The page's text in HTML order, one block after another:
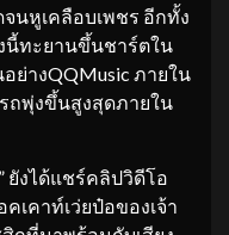
นหูเคลือบเพชร อีกทั้ง
นี้ทะยานขึ้นชาร์ตใน
ย่างQQMusic ภายใน
ถพุ่งขึ้นสูงสุดภายใน
ยังได้แชร์คลิปวิดีโอ
เคาท์เว่ยป๋อของเจ้า